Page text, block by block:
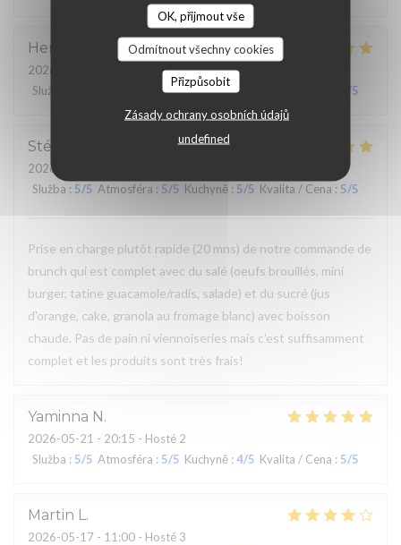
OK, přijmout vše
Odmítnout všechny cookies
Přizpůsobit
Zásady ochrany osobních údajů
undefined
Henri
2026-05-25
- 20:00 - Hosté 10
Služba
5/5 Kuchyně:5 /5
Stéphanie
2026-05-24
Služba : 5/5 Atmosféra : 5/5 Kuchyně : 5/5 Kvalita / Cena : 5/5
Prise en charge plutôt rapide (20 mns) de notre commande de
brunch qui est complet avec du salé (oeufs brouillés, mini
burger, tatine guacamole/radis, salade) et du sucré (jus
d'orange, cake, granola au fromage blanc) avec boisson
chaude. Pas de pain ni viennoiseries mais c'est suffisamment
complet et les produits sont très frais!
Yaminna N
2026-05-21 - 20:15 - Hosté 2
Služba : 5/5 Atmosféra : 5/5 Kuchyně : 4/5 Kvalita / Cena : 5/5
Martin L
2026-05-17 - 11:00 - Hosté 3